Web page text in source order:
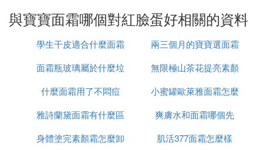
擁有像寶寶一樣嬌嫩的肌膚大概是所有女生護膚想達
到的目的，但寶寶臉蛋嬌嫩不僅是因為年紀小，更主
要的原因是寶寶的肌膚的 角質層比成人的薄。角質層
天，許多寶寶的肌膚就會出現泛紅、起皮，也就是人
們常說的紅臉蛋。
自家寶寶的臉蛋紅紅的，摸起來又有種乾燥感，家長
與寶寶面霜哪個對紅臉蛋好相關的資料
學生干皮適合什麼面霜
兩三個月的寶寶選面霜
怎麼選
面霜瓶玻璃屬於什麼垃
圾
無限極山茶花提亮素顏
霜怎麼樣
什麼面霜用了不悶痘
小蜜罐歐萊雅面霜怎麼
用
雅詩蘭黛面霜有什麼區
別
爽膚水和面霜哪個先
身體塗完素顏霜怎麼卸
肌活377面霜怎麼樣